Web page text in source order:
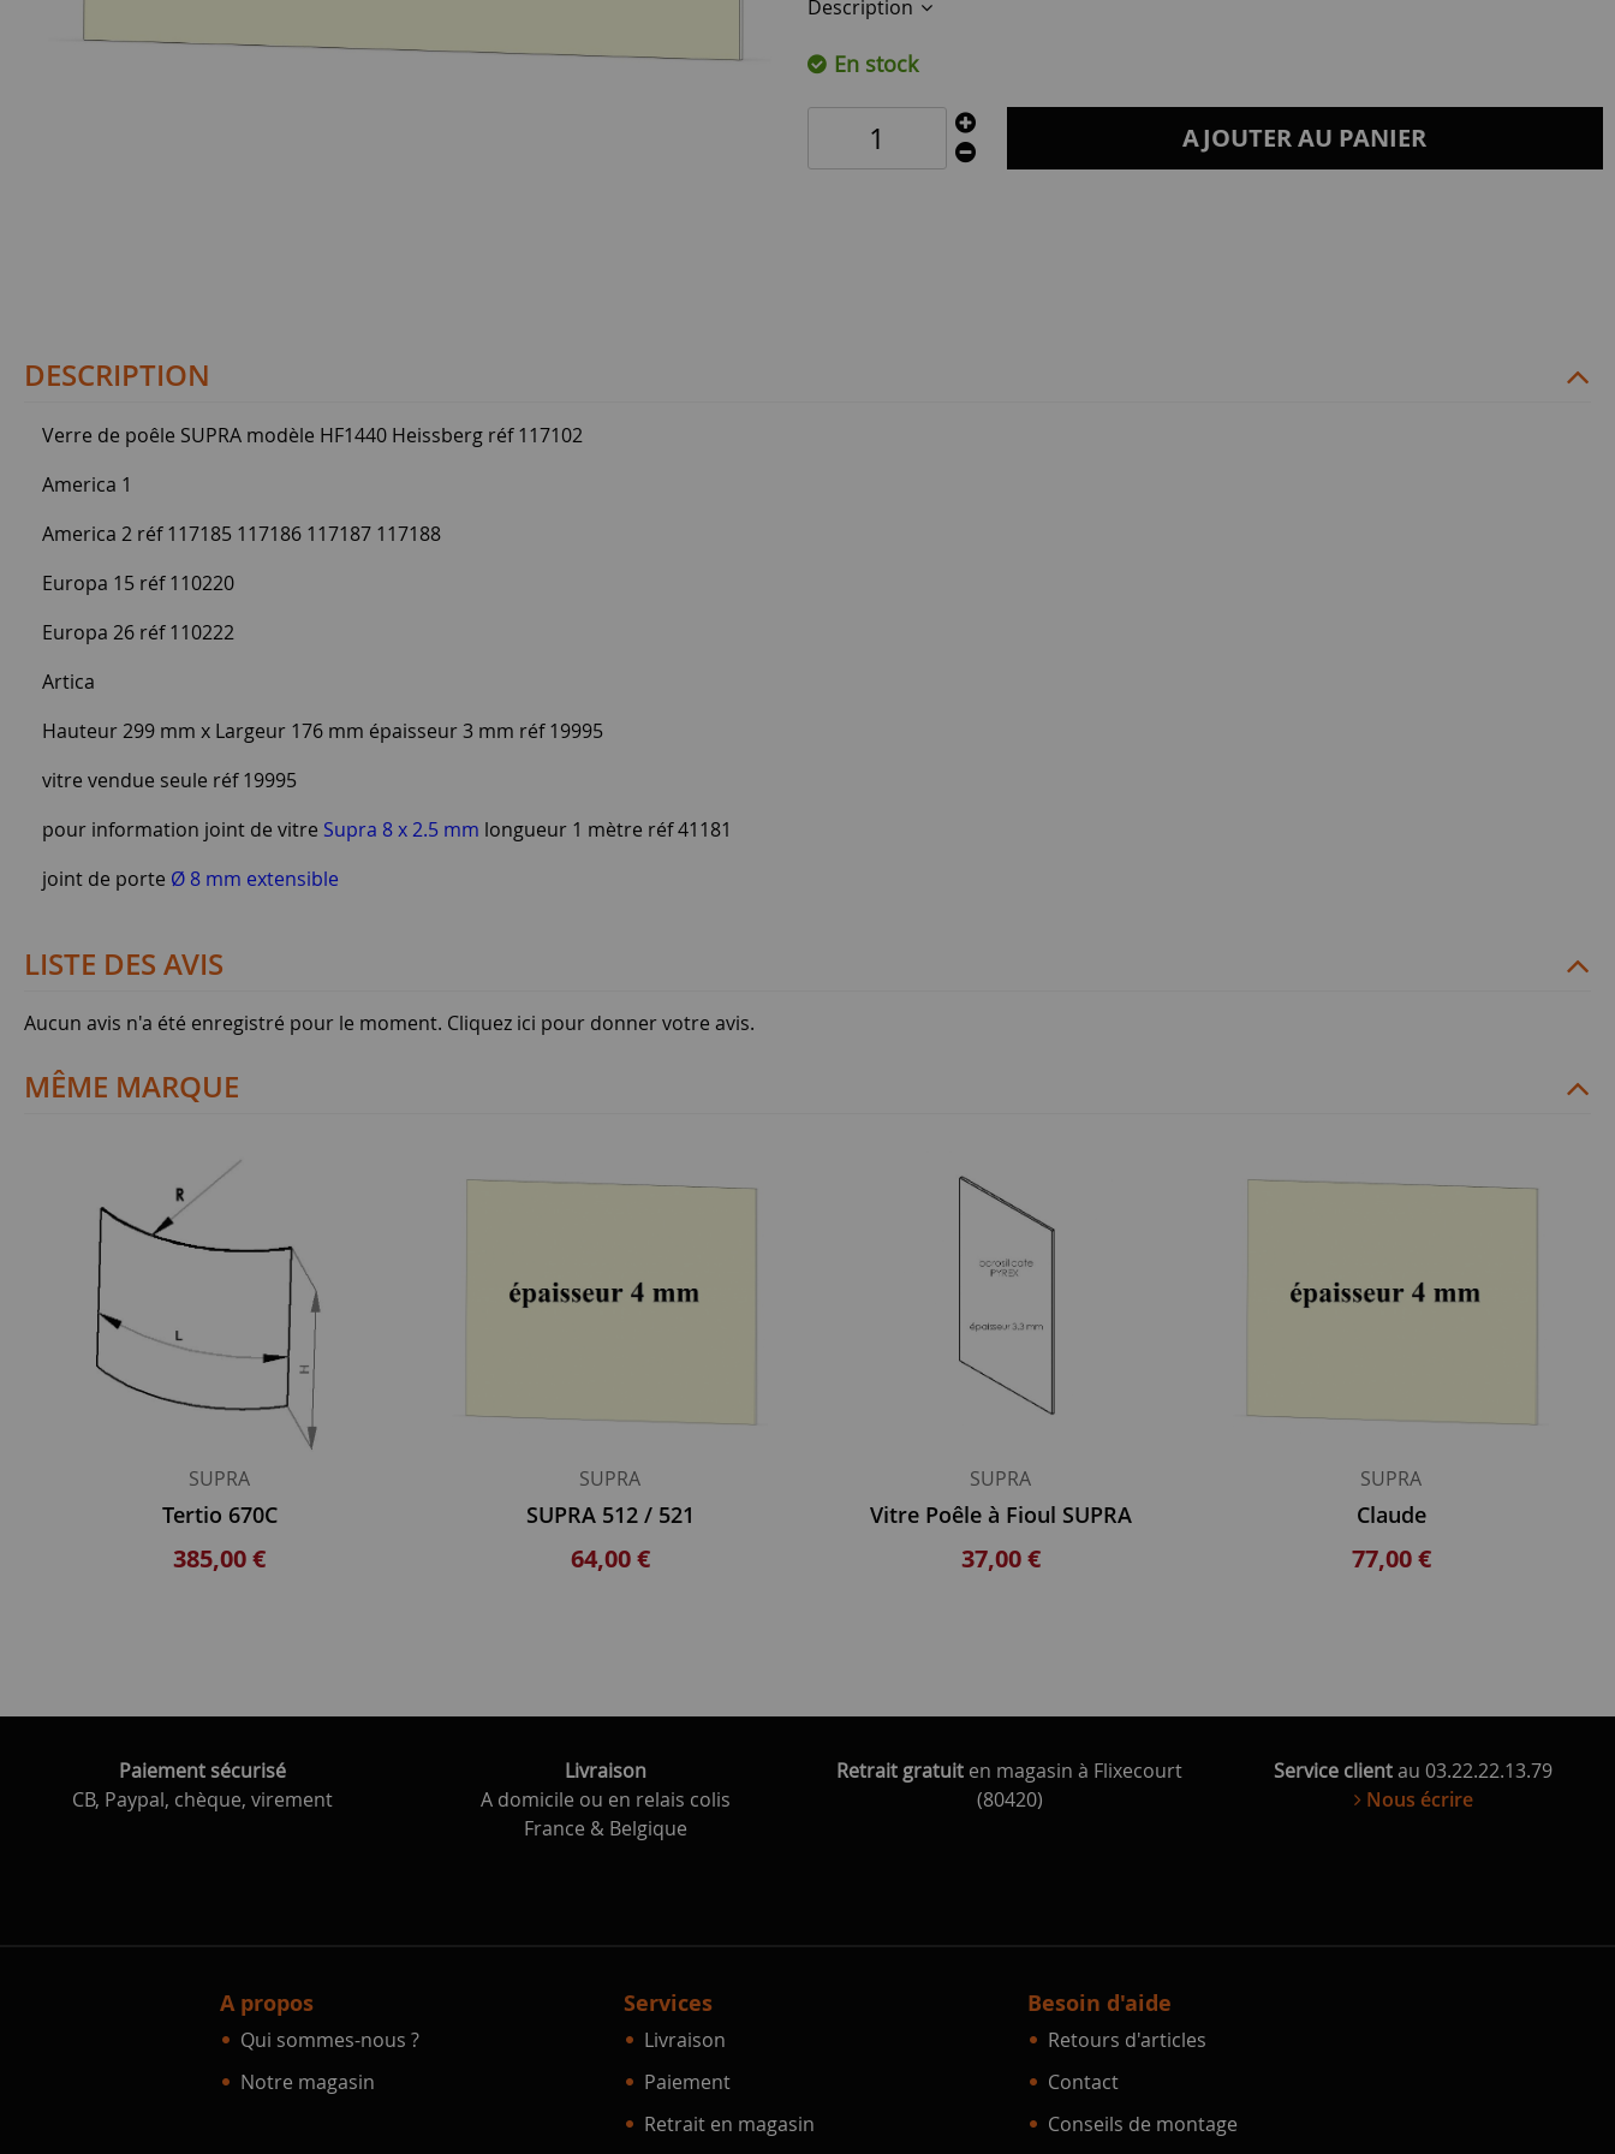
Description
En stock
AJOUTER AU PANIER
DESCRIPTION
Verre de poêle SUPRA modèle HF1440 Heissberg réf 117102
America 1
America 2 réf 117185 117186 117187 117188
Europa 15 réf 110220
Europa 26 réf 110222
Artica
Hauteur 299 mm x Largeur 176 mm épaisseur 3 mm réf 19995
vitre vendue seule réf 19995
pour information joint de vitre Supra 8 x 2.5 mm longueur 1 mètre réf 41181
joint de porte Ø 8 mm extensible
LISTE DES AVIS
Aucun avis n'a été enregistré pour le moment. Cliquez ici pour donner votre avis.
MÊME MARQUE
SUPRA
Tertio 670C
385,00 €
SUPRA
SUPRA 512 / 521
64,00 €
SUPRA
Vitre Poêle à Fioul SUPRA
37,00 €
SUPRA
Claude
77,00 €
Paiement sécurisé
CB, Paypal, chèque, virement
Livraison
A domicile ou en relais colis
France & Belgique
Retrait gratuit en magasin à Flixecourt
(80420)
Service clientau 03.22.22.13.79
Nous écrire
A propos
Qui sommes-nous ?
Notre magasin
Services
Livraison
Paiement
Retrait en magasin
Besoin d'aide
Retours d'articles
Contact
Conseils de montage